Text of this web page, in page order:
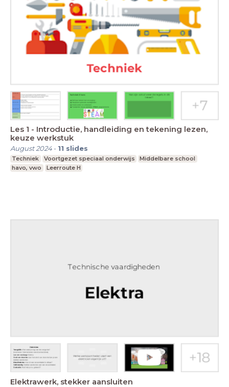
Les 1 - Introductie, handleiding en tekening lezen,
keuze werkstuk
August 2024- 11 slides
Techniek Voortgezet speciaal onderwijs
Middelbare school
havo, vwo
Leerroute H
Elektrawerk, stekker aansluiten